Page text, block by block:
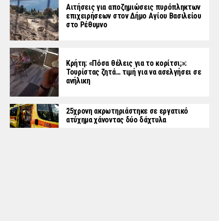
Αιτήσεις για αποζημιώσεις πυρόπληκτων
επιχειρήσεων στον Δήμο Αγίου Βασιλείου
στο Ρέθυμνο
Κρήτη: «Πόσα θέλεις για το κορίτσι;»:
Τουρίστας ζητά… τιμή για να ασελγήσει σε
ανήλικη
25χρονη ακρωτηριάστηκε σε εργατικό
ατύχημα χάνοντας δύο δάχτυλα